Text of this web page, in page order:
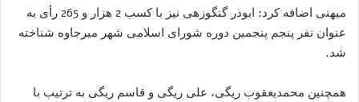
میهنی اضافه کرد: ابوذر گنگوزهی نیز با کسب 2 هزار و 265 رأی به
عنوان نفر پنجم پنجمین دوره شورای اسلامی شهر میرجاوه شناخته
شد.
همچنین محمدیعقوب ریگی، علی ریگی و قاسم ریگی به ترتیب با